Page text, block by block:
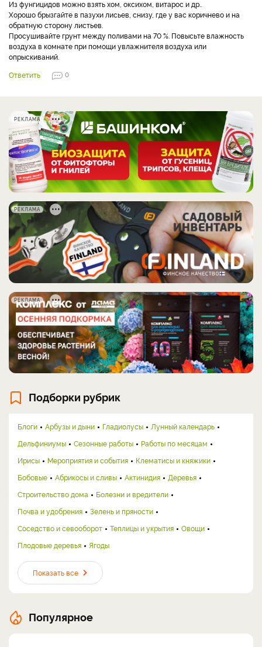
Из фунгицидов можно взять хом, оксихом, витарос и др..
Хорошо брызгайте в пазухи лисьев, снизу, где у вас коричнево и на
обратную сторону листьев.
Просушивайте грунт между поливами на 70 %. Повысьте влажность
воздуха в комнате при помощи увлажнителя воздуха или
опрыскиваний.
Ответить
0
РЕКЛАМА
РЕКЛАМА
РЕКЛАМА
Подборки рубрик
Блоги Арбузы и дыни Гладиолусы
Лунный календарь
Дельфиниумы
Сезонные работы
Работы по месяцам
Ирисы
Мероприятия и события
Клематисы и княжики
Бобовые
Абрикосы и сливы Актинидия
Деревья
Строительство дома
Болезни и вредители
Почва и удобрения
Зелень и пряности
Соседство и севооборот
Теплицы и укрытия
Овощи
Плодовые деревья
Ягоды
Показать все
Популярное